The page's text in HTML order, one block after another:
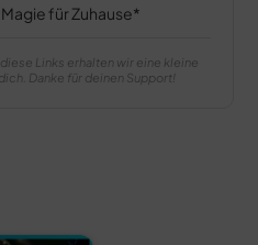
Magie für Zuhause
Links erhalten wir eine kleine
Danke für deinen Support!